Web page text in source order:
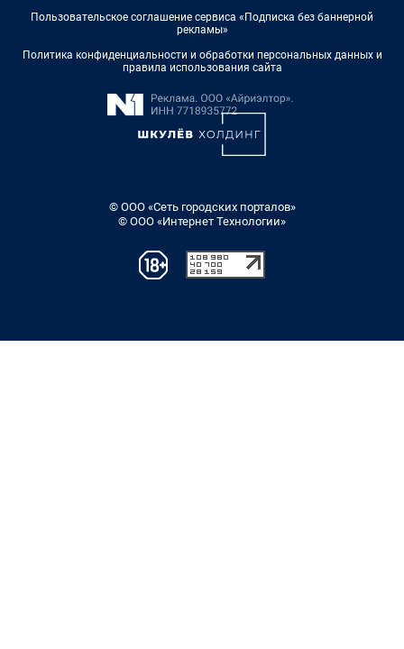
Пользовательское соглашение сервиса «Подписка без баннерной
рекламы»
Политика конфиденциальности и обработки персональных данных и
правила использования сайта
© ООО «Сеть городских порталов»
© ООО «Интернет Технологии»